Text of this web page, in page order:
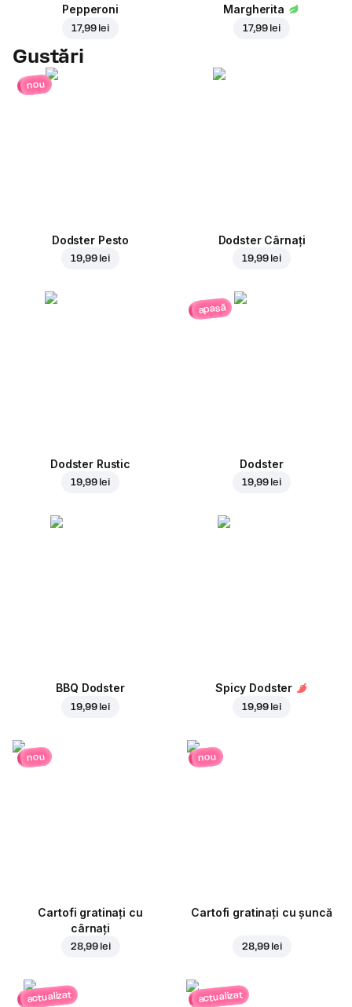
Pepperoni
17,99 lei
Margherita
17,99 lei
Gustări
nou
Dodster Pesto
19,99 lei
Dodster Cârnați
19,99 lei
Dodster Rustic
19,99 lei
apasă
Dodster
19,99 lei
BBQ Dodster
19,99 lei
Spicy Dodster
19,99 lei
nou
Cartofi gratinați cu
cârnați
28,99 lei
nou
Cartofi gratinați cu șuncă
28,99 lei
actualizat actualizat